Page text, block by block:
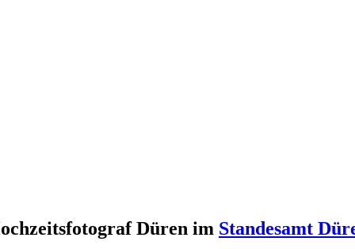
Düren im Standesamt